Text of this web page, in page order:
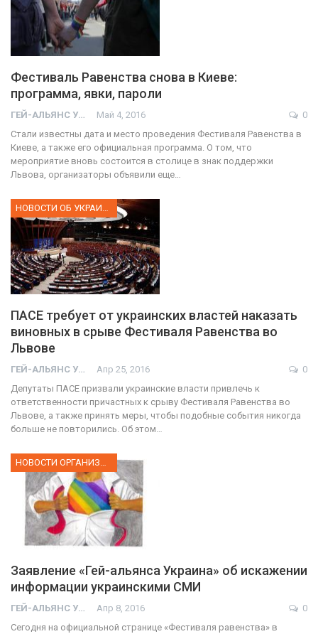
Фестиваль Равенства снова в Киеве:
программа, явки, пароли
ГЕЙ-АЛЬЯНС УКРАИНА Май 4, 2016
0
Стали известны дата и место проведения Фестиваля Равенства в
Киеве, а также его официальная программа. О том, что
мероприятие вновь состоится в столице в знак поддержки
Львова, организаторы объявили еще…
ПАСЕ требует от украинских властей наказать
виновных в срыве Фестиваля Равенства во
Львове
ГЕЙ-АЛЬЯНС УКРАИНА Апр 25, 2016
0
Депутаты ПАСЕ призвали украинские власти привлечь к
ответственности причастных к срыву Фестиваля Равенства во
Львове, а также принять меры, чтобы подобные события никогда
больше не повторились. Об этом…
НОВОСТИ ОРГАНИЗАЦИИ
Заявление «Гей-альянса Украина» об искажении
информации украинскими СМИ
ГЕЙ-АЛЬЯНС УКРАИНА Апр 8, 2016
0
Сегодня на официальной странице «Фестиваля равенства» в